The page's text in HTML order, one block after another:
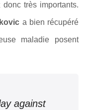
donc très importants.
a bien récupéré
maladie posent
against